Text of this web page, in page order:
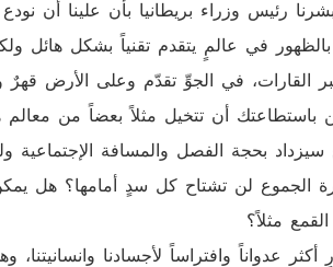
رئيس وزراء بريطانيا بأن علينا أن
في عالمٍ يتقدم تقنياً بشكل هائل
القارات، في الجوِّ تقدّم وعلى الأرض
أن تتخيل مثلاً بعضاً من معالم
بحجة الفصل والمسافة الإجتماعية
الجموع لن تشتاح كل سدٍ أمامها؟ هل
مثلاً؟
عدواناً وافتراساً لأجسادنا وانسانيتنا،